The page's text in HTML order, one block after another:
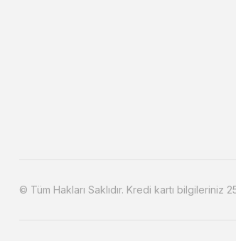
© Tüm Hakları Saklıdır. Kredi kartı bilgileriniz